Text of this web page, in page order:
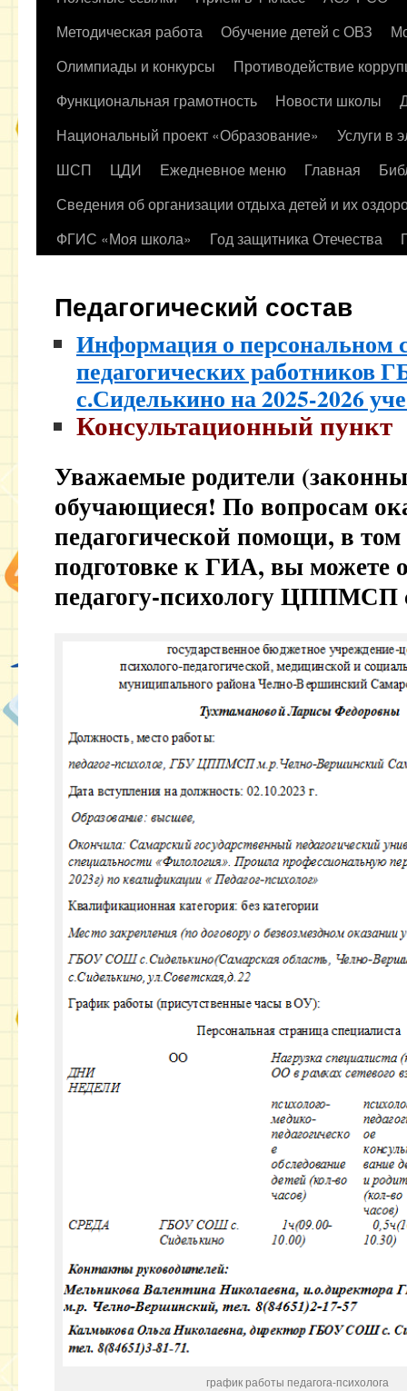
содержимому
Методическая работа
Обучение детей с ОВЗ
Олимпиады и конкурсы
Противодействие
Функциональная грамотность
Новости школы
Национальный проект «Образование»
Услуги в
ШСП
ЦДИ Ежедневное меню Главная
Сведения об организации отдыха детей и их
ФГИС «Моя школа»
Год защитника Отечества
Педагогический состав
Информация о персональном
педагогических
с.Сиделькино на 2025-2026
Консультационный пункт
Уважаемые родители
обучающиеся! По вопросам
педагогической помощи, в
подготовке к ГИА, вы можете
педагогу-психологу
график работы педагога-психолога